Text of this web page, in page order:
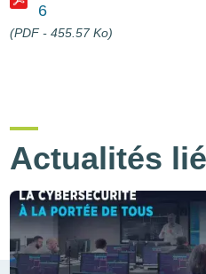
Document
6
(PDF - 455.57 Ko)
Actualités